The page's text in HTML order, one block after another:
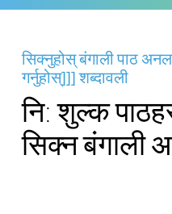
सिक्नुहोस् बंगाली पाठ
गर्नुहोस्]]] शब्दावली
नि: शुल्क
सिक्न बंगाली